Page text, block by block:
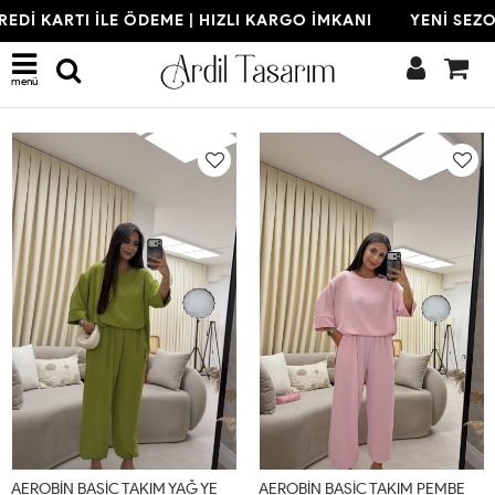
İLE ÖDEME | HIZLI KARGO İMKANI YENİ SEZON |
menü Son Eklenenler
A
EROBİN BASİC TAKIM YAĞ YEŞİLİ (22 AĞUSTOS KARGO ÇIKIŞI) Yağ Yeşili A
EROBİN BASİC TAKIM PEMBE (22 AĞUSTOS KARGO ÇIKIŞI) Pudra